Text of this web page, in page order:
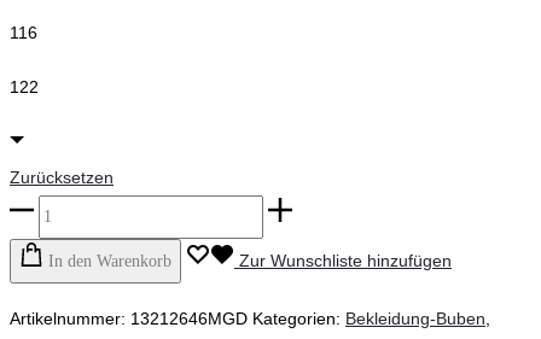
116
122
Zurücksetzen
name
it
-
Slim
In den Warenkorb Zur Wunschliste hinzufügen
Artikelnummer: 13212646MGD Kategorien: Bekleidung-Buben